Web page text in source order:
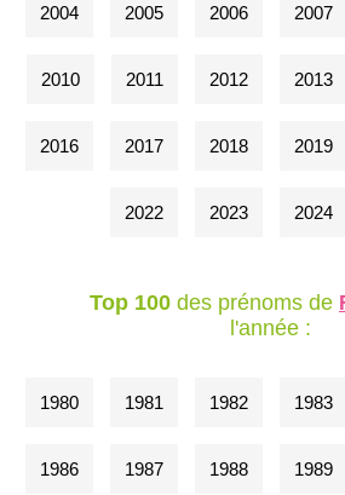
2004 2005 2006 2007
2010 2011 2012 2013
2016 2017 2018 2019
2022 2023 2024
Top 100des prénoms de
l'année :
1980 1981 1982 1983
1986 1987 1988 1989